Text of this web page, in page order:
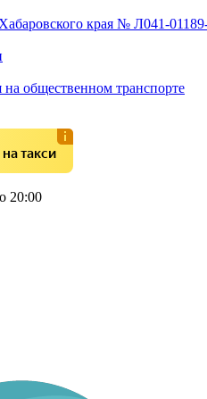
края № Л041-
на общественном транспорте
такси
20:00